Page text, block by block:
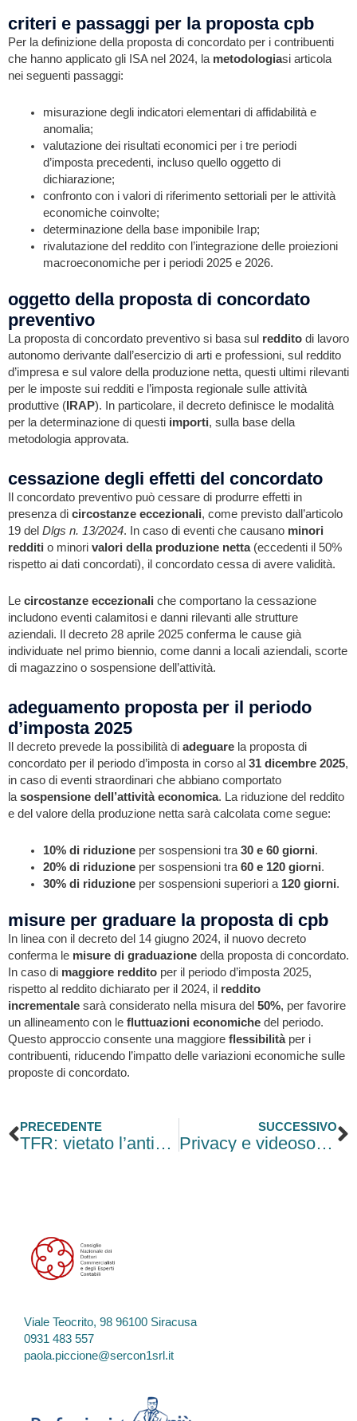
criteri e passaggi per la proposta cpb
Per la definizione della proposta di concordato per i contribuenti
che hanno applicato gli ISA nel 2024, la metodologiasi articola
nei seguenti passaggi:
misurazione degli indicatori elementari di affidabilità e
anomalia;
valutazione dei risultati economici per i tre periodi
d’imposta precedenti, incluso quello oggetto di
dichiarazione;
confronto con i valori di riferimento settoriali per le attività
economiche coinvolte;
determinazione della base imponibile Irap;
rivalutazione del reddito con l’integrazione delle proiezioni
macroeconomiche per i periodi 2025 e 2026.
oggetto della proposta di concordato
preventivo
La proposta di concordato preventivo si basa sul reddito di lavoro
autonomo derivante dall’esercizio di arti e professioni, sul reddito
d’impresa e sul valore della produzione netta, questi ultimi rilevanti
per le imposte sui redditi e l’imposta regionale sulle attività
produttive ( IRAP). In particolare, il decreto definisce le modalità
per la determinazione di questi importi, sulla base della
metodologia approvata.
cessazione degli effetti del concordato
Il concordato preventivo può cessare di produrre effetti in
presenza di circostanze eccezionali, come previsto dall’articolo
19 del Dlgs n. 13/2024. In caso di eventi che causano minori
redditi o minori valori della produzione netta(eccedenti il 50%
rispetto ai dati concordati), il concordato cessa di avere validità.
Le circostanze eccezionali che comportano la cessazione
includono eventi calamitosi e danni rilevanti alle strutture
aziendali. Il decreto 28 aprile 2025 conferma le cause già
individuate nel primo biennio, come danni a locali aziendali, scorte
di magazzino o sospensione dell’attività.
adeguamento proposta per il periodo
d’imposta 2025
Il decreto prevede la possibilità di adeguare la proposta di
concordato per il periodo d’imposta in corso al 31 dicembre 2025,
in caso di eventi straordinari che abbiano comportato
la sospensione dell’attività economica. La riduzione del reddito
e del valore della produzione netta sarà calcolata come segue:
10% di riduzioneper sospensioni tra30 e 60 giorni.
20% di riduzioneper sospensioni tra60 e 120 giorni.
30% di riduzioneper sospensioni superiori a 120 giorni.
misure per graduare la proposta di cpb
In linea con il decreto del 14 giugno 2024, il nuovo decreto
conferma le misure di graduazione della proposta di concordato.
In caso di maggiore reddito per il periodo d’imposta 2025,
rispetto al reddito dichiarato per il 2024, il reddito
incrementale sarà considerato nella misura del 50%, per favorire
un allineamento con le fluttuazioni economiche del periodo.
Questo approccio consente una maggiore flessibilitàper i
contribuenti, riducendo l’impatto delle variazioni economiche sulle
proposte di concordato.
Precedente
PRECEDENTE
TFR: vietato l’anticipo mensile in busta paga
SUCCESSIVO
Privacy e videosorveglianza
Viale Teocrito, 98 96100 Siracusa
0931 483 557
paola.piccione@sercon1srl.it